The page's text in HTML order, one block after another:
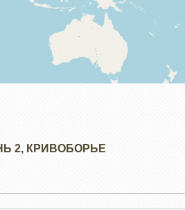
2, КРИВОБОРЬЕ